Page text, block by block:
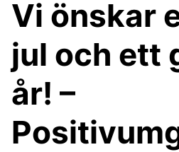
Vi önskar
jul och ett
år! –